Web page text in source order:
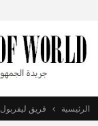
الرئيسية فريق ليفربول